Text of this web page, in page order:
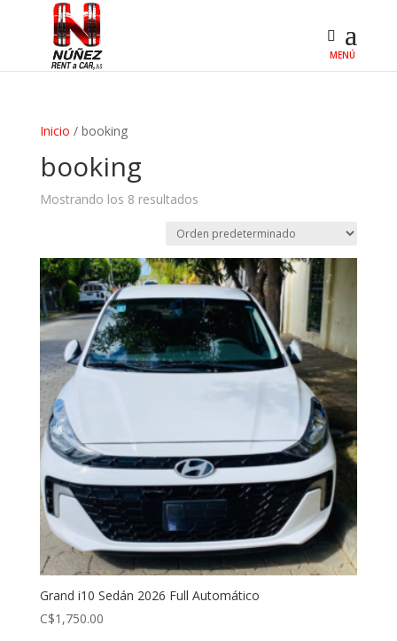
Inicio / booking
booking
Mostrando los 8 resultados
Grand i10 Sedán 2026 Full Automático
C$1,750.00